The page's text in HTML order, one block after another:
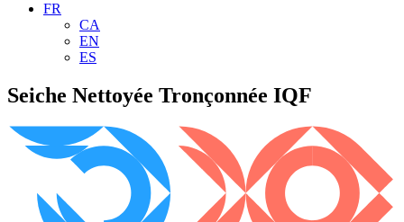
FR
CA
EN
ES
Seiche Nettoyée Tronçonnée IQF